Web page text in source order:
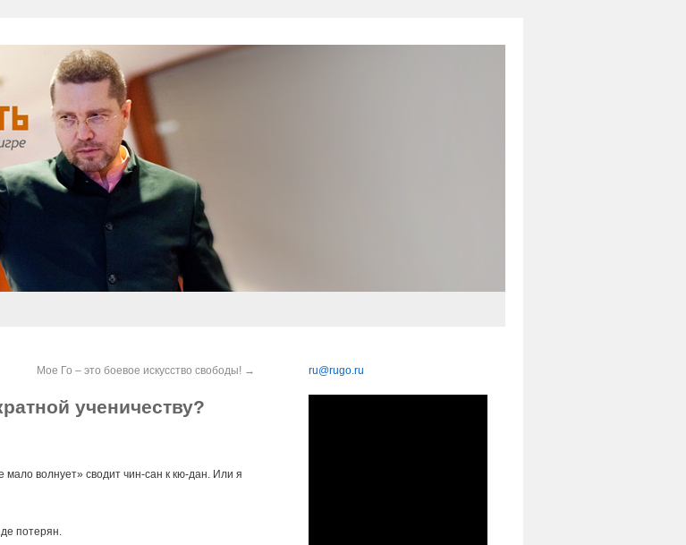
Мое Го – это боевое искусство свободы! →
ученичеству?
волнует» сводит чин-сан к кю-дан. Или я
потерян.
ru@rugo.ru